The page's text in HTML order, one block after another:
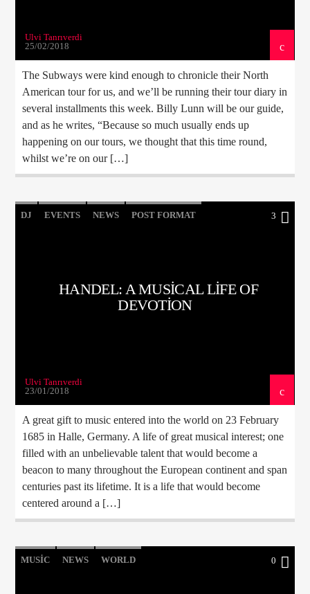
Ulvi Tanrıverdi
25/02/2018
The Subways were kind enough to chronicle their North
American tour for us, and we’ll be running their tour diary in
several installments this week. Billy Lunn will be our guide,
and as he writes, “Because so much usually ends up
happening on our tours, we thought that this time round,
whilst we’re on our […]
DJ EVENTS NEWS POST FORMAT 3
HANDEL: A MUSICAL LIFE OF
DEVOTION
Ulvi Tanrıverdi
23/01/2018
A great gift to music entered into the world on 23 February
1685 in Halle, Germany. A life of great musical interest; one
filled with an unbelievable talent that would become a
beacon to many throughout the European continent and span
centuries past its lifetime. It is a life that would become
centered around a […]
MUSIC NEWS WORLD 0